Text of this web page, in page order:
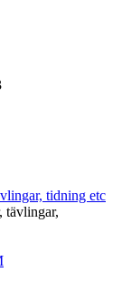
tidning etc
tävlingar,